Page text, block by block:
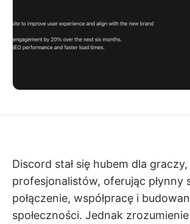
Discord stał się hubem dla
profesjonalistów, oferując płynny
połączenie, współpracę i
społeczności. Jednak